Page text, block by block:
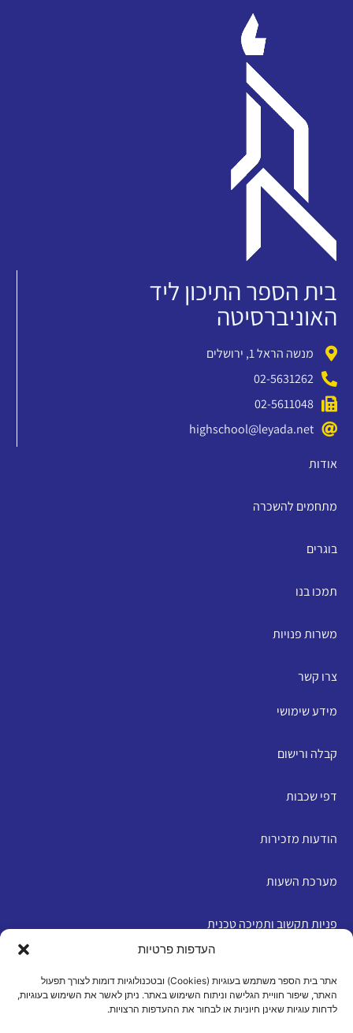
העדפות פרטיות
אתר בית הספר משתמש בעוגיות (Cookies) ובטכנולוגיות דומות לצורך תפעול
האתר, שיפור חוויית הגלישה וניתוח השימוש באתר. ניתן לאשר את השימוש בעוגיות,
לדחות עוגיות שאינן חיוניות או לבחור את ההעדפות הרצויות.
בית הספר התיכון ליד
האוניברסיטה
מנשה הראל 1, ירושלים
02-5631262
02-5611048
highschool@leyada.net
אודות
מתחמים להשכרה
בוגרים
תמכו בנו
משרות פנויות
צרו קשר
מידע שימושי
קבלה ורישום
דפי שכבות
הודעות מזכירות
מערכת השעות
פניות תקשוב ותמיכה טכנית